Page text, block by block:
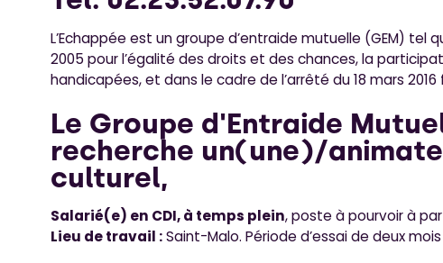
L’Echappée est un groupe d’entraide mutuelle (GEM) tel
2005 pour l’égalité des droits et des chances, la
handicapées, et dans le cadre de l’arrêté du 18 mars
Le Groupe d'Entraide
recherche un(une)/
culturel,
Salarié(e) en CDI, à temps plein, poste à pourvoir à
Lieu de travail :Saint-Malo. Période d’essai de deux mois